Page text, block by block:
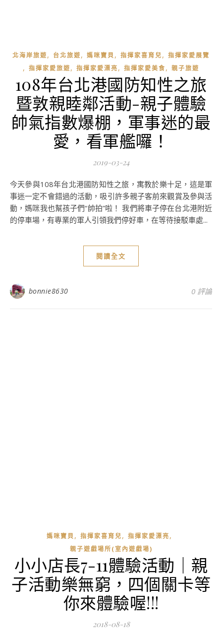
北海岸旅遊, 台北旅遊, 媽咪寶貝, 指揮家喜育兒, 指揮家愛展覽
, 指揮家愛旅遊, 指揮家愛漂亮, 指揮家愛美食, 親子旅遊
108年台北港國防知性之旅
暨敦親睦鄰活動-親子體驗
帥氣指數爆棚，軍事迷的最
愛，看軍艦囉！
2019-03-24
今天參與108年台北港國防知性之旅，寓教於樂十足，這是軍
事迷一定不會錯過的活動，吸引許多親子客前來觀賞及參與活
動，媽咪我也幫孩子們“帥拍”啦！ 我們將車子停在台北港附近
的停車場，有專業的軍人引領我們停好車，在等待接駁車處...
閱讀全文
bonnie8630 0 評論
媽咪寶貝, 指揮家喜育兒, 指揮家愛漂亮,
親子遊戲場所(室內遊戲場)
小小店長7-11體驗活動｜親
子活動樂無窮，四個關卡等
你來體驗喔!!!
2018-08-18